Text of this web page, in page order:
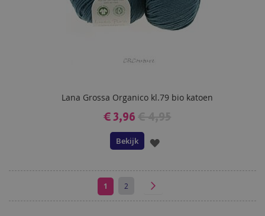
Lana Grossa Organico kl.79 bio katoen
€ 3,96
Bekijk
VOEG
VERLANGLIJST
Pagina
U
lees
1 Pagina
2